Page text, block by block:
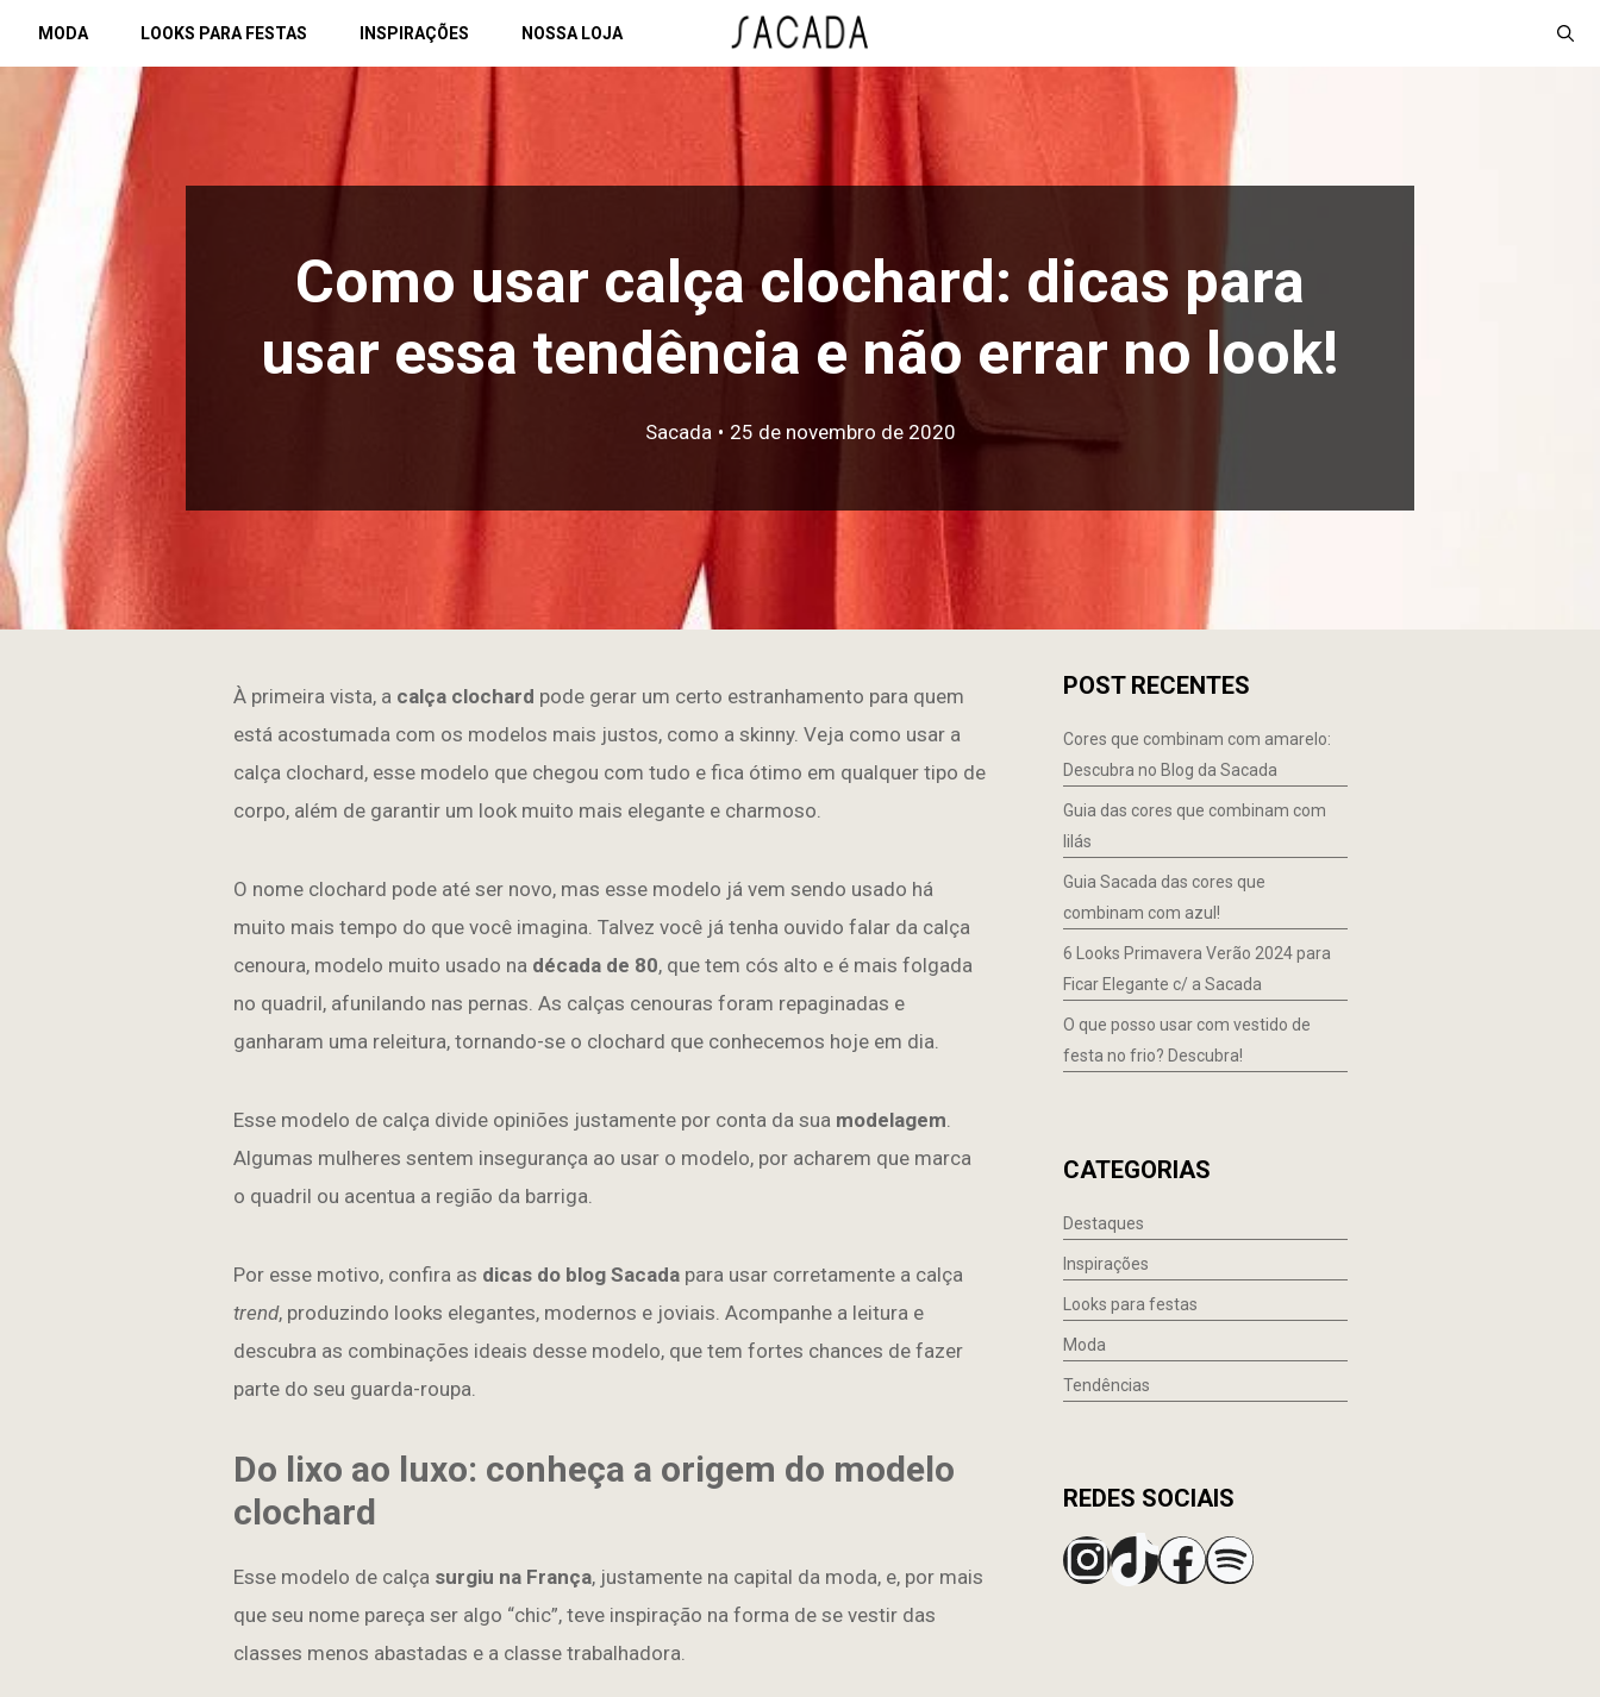
conteúdo
MODA LOOKS PARA FESTAS INSPIRAÇÕES NOSSA LOJA
Como usar calça clochard: dicas para
usar essa tendência e não errar no look!
Sacada • 25 de novembro de 2020
À primeira vista, a calça clochard pode gerar um certo estranhamento para quem
está acostumada com os modelos mais justos, como a skinny. Veja como usar a
calça clochard, esse modelo que chegou com tudo e fica ótimo em qualquer tipo de
corpo, além de garantir um look muito mais elegante e charmoso.
O nome clochard pode até ser novo, mas esse modelo já vem sendo usado há
muito mais tempo do que você imagina. Talvez você já tenha ouvido falar da calça
cenoura, modelo muito usado na década de 80, que tem cós alto e é mais folgada
no quadril, afunilando nas pernas. As calças cenouras foram repaginadas e
ganharam uma releitura, tornando-se o clochard que conhecemos hoje em dia.
Esse modelo de calça divide opiniões justamente por conta da sua modelagem.
Algumas mulheres sentem insegurança ao usar o modelo, por acharem que marca
o quadril ou acentua a região da barriga.
Por esse motivo, confira as dicas do blog Sacada para usar corretamente a calça
trend, produzindo looks elegantes, modernos e joviais. Acompanhe a leitura e
descubra as combinações ideais desse modelo, que tem fortes chances de fazer
parte do seu guarda-roupa.
Do lixo ao luxo: conheça a origem do modelo
clochard
Esse modelo de calça surgiu na França, justamente na capital da moda, e, por mais
que seu nome pareça ser algo “chic”, teve inspiração na forma de se vestir das
classes menos abastadas e a classe trabalhadora.
POST RECENTES
Cores que combinam com amarelo:
Descubra no Blog da Sacada
Guia das cores que combinam com
lilás
Guia Sacada das cores que
combinam com azul!
6 Looks Primavera Verão 2024 para
Ficar Elegante c/ a Sacada
O que posso usar com vestido de
festa no frio? Descubra!
CATEGORIAS
Destaques
Inspirações
Looks para festas
Moda
Tendências
REDES SOCIAIS
InstagramTikTokFacebookSpotify